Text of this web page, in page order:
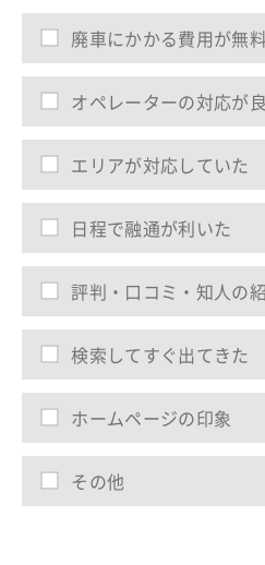
廃車にかかる費用が無
オペレーターの対応が
エリアが対応していた
日程で融通が利いた
評判・口コミ・知人の
検索してすぐ出てきた
ホームページの印象
その他